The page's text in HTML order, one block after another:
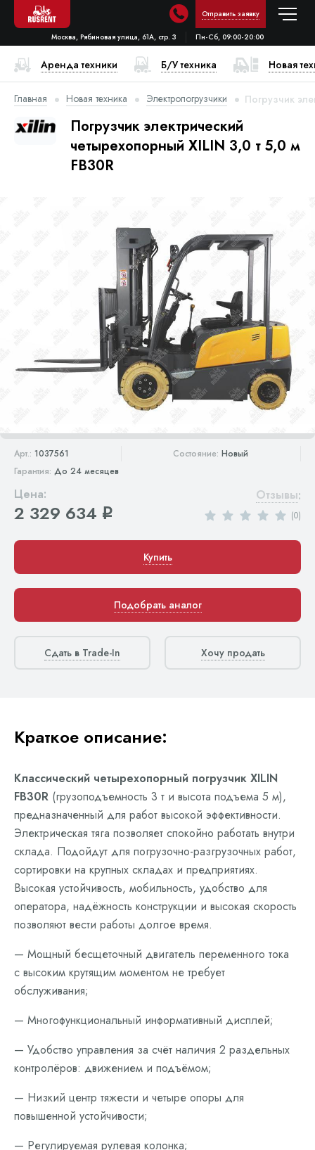
Отправить заявку
Москва, Рябиновая улица, 61А, стр. 3 Пн-Сб, 09:00-20:00
Аренда техники Б/У техника Новая
Главная Новая техника Электропогрузчики Погрузчик
Погрузчик электрический
четырехопорный XILIN 3,0 т 5,0 м
FB30R
Арт.: 1037561 Состояние:Новый
Гарантия: До 24 месяцев
Цена:
2 329 634 q
Отзывы:
(0)
Купить
Подобрать аналог
Сдать в Trade-In Хочу продать
Краткое описание:
Классический четырехопорный погрузчик XILIN
FB30R (грузоподъемность 3 т и высота подъема 5 м),
предназначенный для работ высокой эффективности.
Электрическая тяга позволяет спокойно работать внутри
склада. Подойдут для погрузочно-разгрузочных работ,
сортировки на крупных складах и предприятиях.
Высокая устойчивость, мобильность, удобство для
оператора, надёжность конструкции и высокая скорость
позволяют вести работы долгое время.
— Мощный бесщеточный двигатель переменного тока
с высоким крутящим моментом не требует
обслуживания;
— Многофункциональный информативный дисплей;
— Удобство управления за счёт наличия 2 раздельных
контролёров: движением и подъёмом;
— Низкий центр тяжести и четыре опоры для
повышенной устойчивости;
— Регулируемая рулевая колонка;